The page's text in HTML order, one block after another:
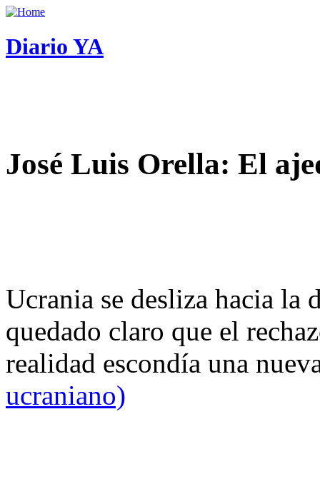
Diario YA
José Luis Orella: El
Ucrania se desliza hacia
quedado claro que el
realidad escondía una
ucraniano)